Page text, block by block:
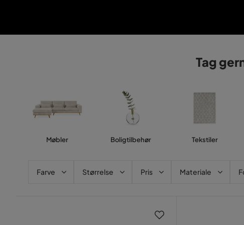
Tag
Møbler Boligtilbehør Tekstiler
Farve Størrelse Pris Materiale